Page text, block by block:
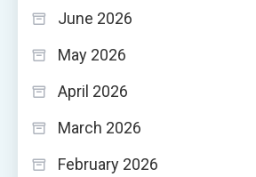
June 2026
May 2026
April 2026
March 2026
February 2026